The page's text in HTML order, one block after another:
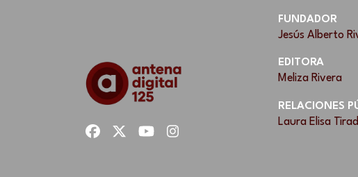
FUNDADOR
Jesús Alberto
EDITORA
Meliza Rivera
RELACIONES
Laura Elisa